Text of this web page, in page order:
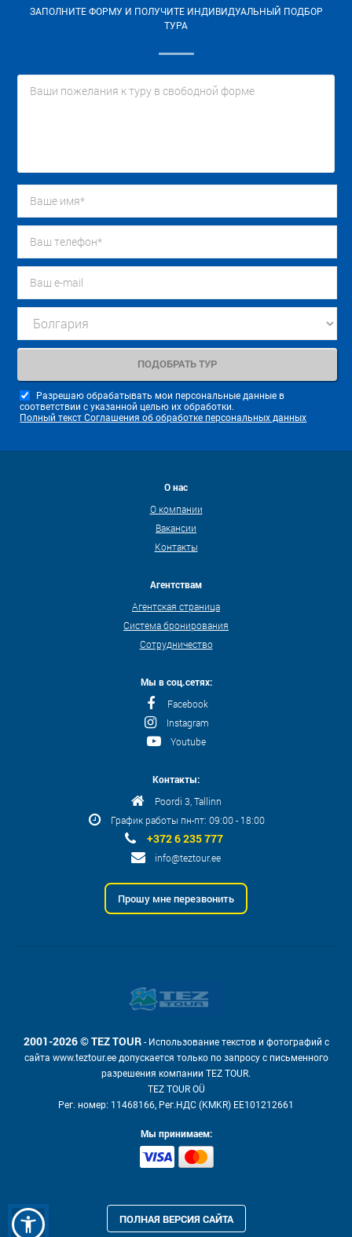
ЗАПОЛНИТЕ ФОРМУ И ПОЛУЧИТЕ ИНДИВИДУАЛЬНЫЙ ПОДБОР
ТУРА
Разрешаю обрабатывать мои персональные данные в
соответствии с указанной целью их обработки.
Полный текст Соглашения об обработке персональных данных
О нас
О компании
Вакансии
Контакты
Агентствам
Агентская страница
Система бронирования
Сотрудничество
Мы в соц.сетях:
Facebook
Instagram
Youtube
Контакты:
Poordi 3, Tallinn
График работы пн-пт: 09:00 - 18:00
+372 6 235 777
info@teztour.ee
Прошу мне перезвонить
2001-2026 © TEZ TOUR- Использование текстов и фотографий с
сайта www.teztour.ee допускается только по запросу с письменного
разрешения компании TEZ TOUR.
TEZ TOUR OÜ
Рег. номер: 11468166, Рег.НДС (KMKR) EE101212661
Мы принимаем:
ПОЛНАЯ ВЕРСИЯ САЙТА